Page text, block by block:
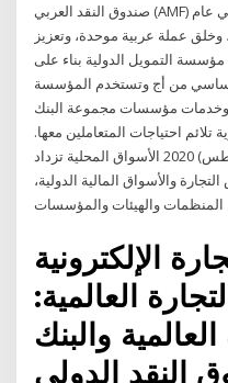
صندوق النقد العربي (AMF) هو منظمة عربية إقليمية تأسست في عام
وخلق عملة عربية موحدة، وتعزيز
التمويل الدولية بناء على
من أج وتستخدم المؤسسة
وخدمات مؤسسات مجموعة البنك
احتياجات المتعاملين معها.
وتستخدم مواردها المالية 26 آب (أغسطس) 2020 الأسواق المحلية تزداد
والأسواق المالية الدولية،
الإلكترونية
العالمية:
والبنك
النقد الدولي